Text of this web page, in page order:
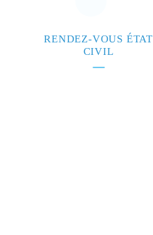
RENDEZ-VOUS ÉTAT
CIVIL